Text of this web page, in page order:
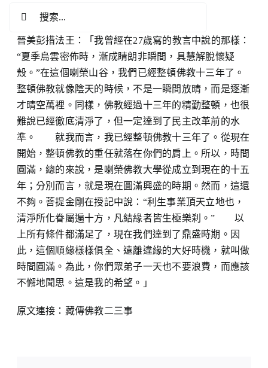
晉美彭措法王：「我曾經在27歲寫的教言中說的那樣：
“夏季烏雲密佈時，漸成睛朗非瞬間，具慧解脫懷疑
殼。”在這個喇榮山谷，我們已經整頓佛教十三年了。
整頓佛教就像陰天的時候，不是一瞬間放晴，而是逐漸
才晴空萬裡。同樣，佛教經過十三年的精勤整頓，也很
難說已經徹底清淨了，但一定達到了民主改革前的水
準。 就我而言，我已經整頓佛教十三年了。從現在
開始，整頓佛教的重任就落在你們的肩上。所以，時間
圓滿，總的來說，是喇榮佛教大學從成立到現在的十五
年；分別而言，就是現在圓滿興盛的時期。然而，這還
不夠。菩提金剛在授記中說：“利生事業頂天立地也，
清淨所化眷屬遍十方，凡結緣者皆生極樂刹。” 以
上所有條件都滿足了，現在我們達到了鼎盛時期。因
此，這個順緣樣樣俱全、遠離違緣的大好時機，就叫做
時間圓滿。為此，你們眾弟子一天也不要浪費，而應該
不懈地聞思。這是我的希望。」
原文連接： 藏傳佛教二三事
結
果：